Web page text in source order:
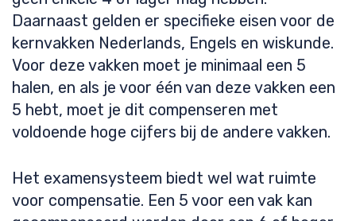
Daarnaast gelden er specifieke eisen voor de
kernvakken Nederlands, Engels en wiskunde.
Voor deze vakken moet je minimaal een 5
halen, en als je voor één van deze vakken een
5 hebt, moet je dit compenseren met
voldoende hoge cijfers bij de andere vakken.
Het examensysteem biedt wel wat ruimte
voor compensatie. Een 5 voor een vak kan